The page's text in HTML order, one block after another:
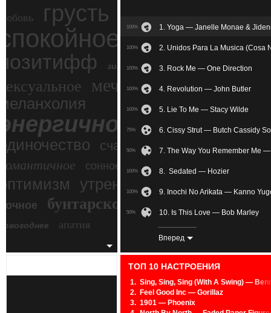
грусть
ностальгия
зимний экстрим
мечтательное
счастье
сонное
утреннее злость
бунтарское
беспокойное
апатия
100% 1. Yoga — Janelle Monae &
100% 2. Unidos Para La Musica (Cosa
100% 3. Rock Me — One Direction
100% 4. Revolution — John Butler
100% 5. Lie To Me — Stacy Wilde
75% 6. Cissy Strut — Butch Cassidy
50% 7. The Way You Remember Me
100% 8. Sedated — Hozier
100% 9. Inochi No Arikata — Kanno
50% 10. Is This Love — Bob Marley
11. Bambous — Caravan Palace
100% 12. I Need Some Sleep — Eels
100% 14. —
Вперед
ТОП 10 НАСТРОЕНИЯ
1. Sing, Sing, Sing (With A Swing) —
2. Feel Good Inc — Gorillaz
3. 1901 — Phoenix